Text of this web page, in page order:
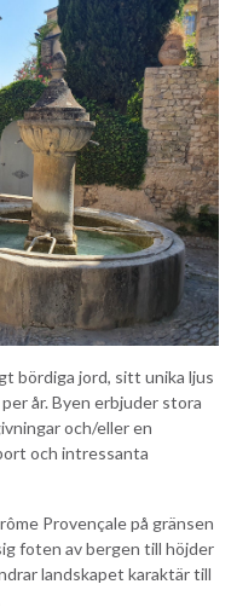
bördiga jord, sitt unika ljus
år. Byen erbjuder stora
och/eller en
och intressanta
Provençale på gränsen
foten av bergen till höjder
landskapet karaktär till